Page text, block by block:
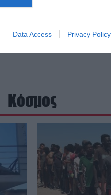
Data Access Privacy Policy
Κόσμος